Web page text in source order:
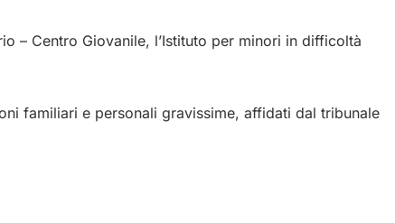
– Centro Giovanile, l’Istituto per minori in difficoltà
familiari e personali gravissime, affidati dal tribunale